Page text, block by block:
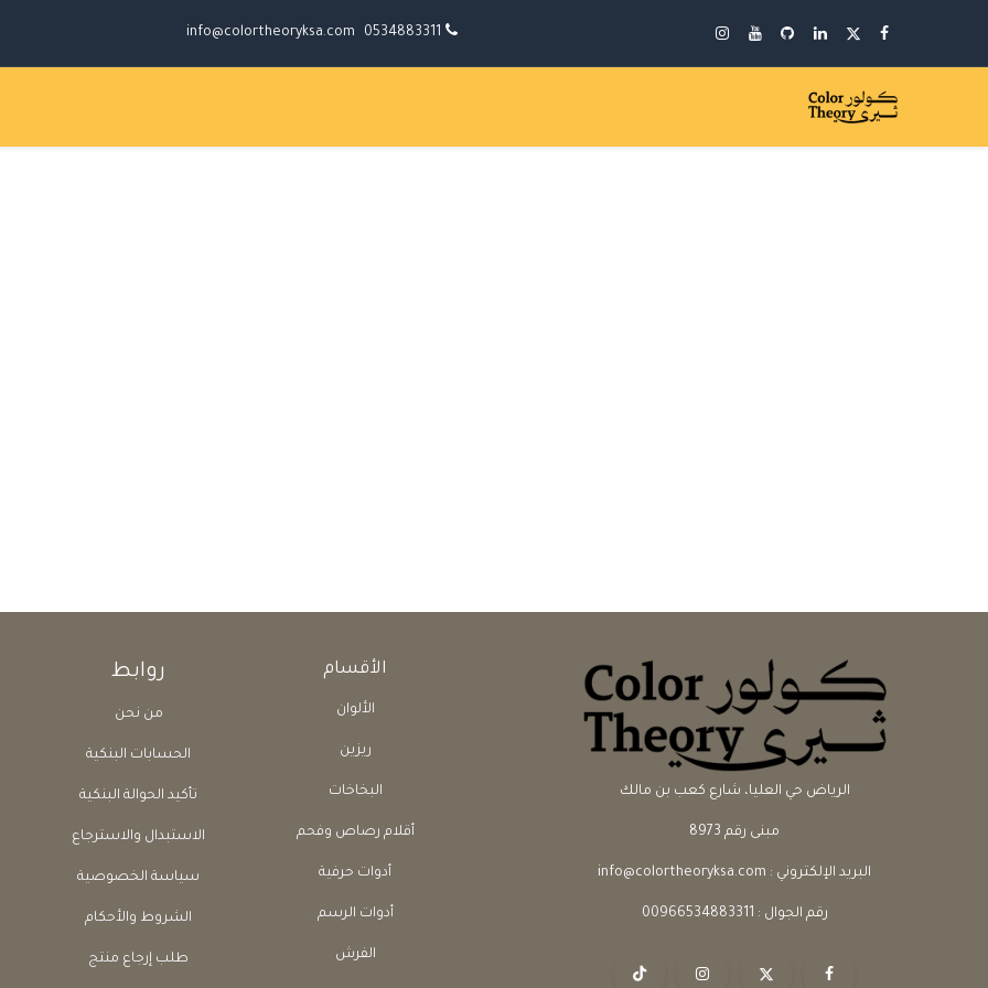
0534883311
info@colortheoryksa.com
الأقسام
الألوان
ريزين
البخاخات
أقلام رصاص وفحم
أدوات حرفية
أدوات الرسم
الفرش
روابط
من نحن
الحسابات البنكية
تأكيد الحوالة البنكية
الاستبدال والاسترجاع
سياسة الخصوصية
الشروط والأحكام
طلب إرجاع منتج
الرياض حي العليا، شارع كعب بن مالك
مبنى رقم 8973
البريد الإلكتروني : info@colortheoryksa.com
رقم الجوال : 00966534883311